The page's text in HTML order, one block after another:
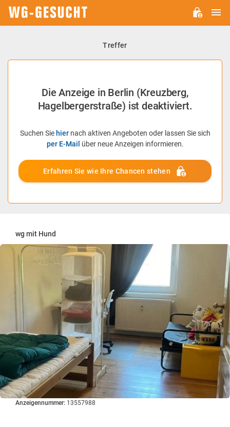
Treffer
Die Anzeige in Berlin (Kreuzberg,
Hagelbergerstraße) ist deaktiviert.
Suchen Sie hiernach aktiven Angeboten oder lassen Sie sich
per E-Mail über neue Anzeigen informieren.
Erfahren Sie wie Ihre Chancen stehen
wg mit Hund
Anzeigennummer: 13557988